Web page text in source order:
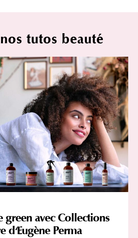
tutos beauté
green avec Collections
d'Eugène Perma